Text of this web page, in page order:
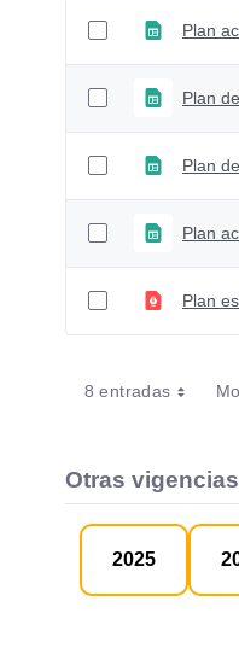
Plan
Plan
Plan
Plan
Plan
8 entradas
Otras vigencias
2025